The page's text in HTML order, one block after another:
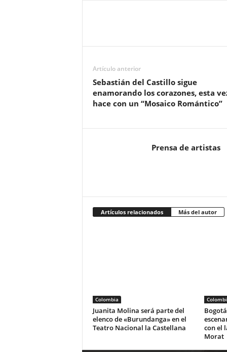
Artículo anterior
Sebastián del Castillo sigue
enamorando los corazones, esta
hace con un “Mosaico Romántico”
Prensa de artistas
Artículos relacionados Más del autor
Colombia
Juanita Molina será parte del
elenco de «Burundanga» en el
Teatro Nacional la Castellana
con el
Morat